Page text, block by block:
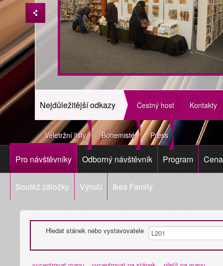
Nejdůležitější odkazy Čestný host Kontakty
Veletržní listy Bohemisté Press
Pro návštěvníky Odborný návštěvník Program
Soutěž záložky Výročí Ikea Family
Hledat stánek nebo vystavovatele